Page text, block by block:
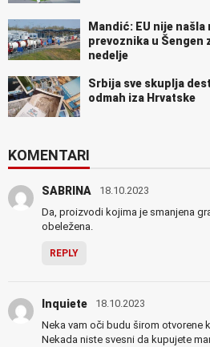
Mandić: EU nije
prevoznika u Šengen
nedelje
Srbija sve skuplja
odmah iza Hrvatske
KOMENTARI
SABRINA 18.10.2023
Da, proizvodi kojima je smanjena
obeležena.
REPLY
Inquiete 18.10.2023
Neka vam oči budu širom otvorene
Nekada niste svesni da kupujete